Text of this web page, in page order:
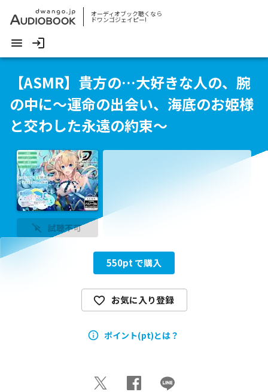
オーディオブック聴くなら
ドワンゴジェイピー!
【ASMR】貴方の…大好きな人の、腕
の中に～運命の出会い、海底のお姫様
と交わした永遠の約束～
試聴不可
550pt で購入
お気に入り登録
ポイント(pt)とは？